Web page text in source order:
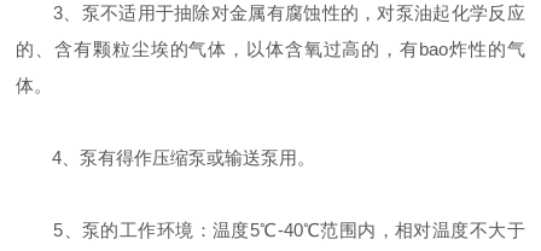
3、泵不适用于抽除对金属有腐蚀性的，对泵油起化学反应
的、含有颗粒尘埃的气体，以体含氧过高的，有bao炸性的气
体。
4、泵有得作压缩泵或输送泵用。
5、泵的工作环境：温度5℃-40℃范围内，相对温度不大于